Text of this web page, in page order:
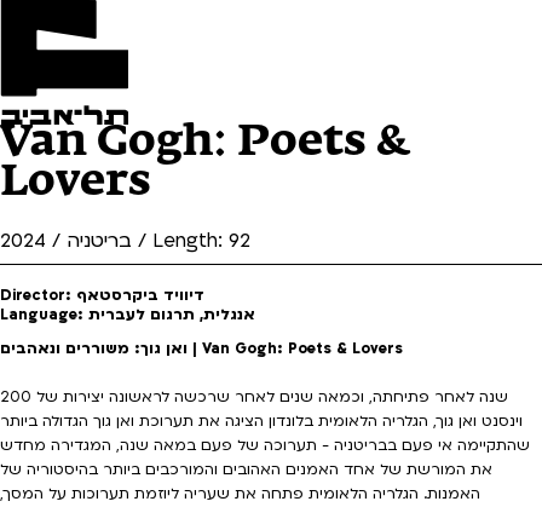
Van Gogh: Poets &
Lovers
בריטניה / 2024 / Length: 92
Director: דיוויד ביקרסטאף
Language: אנגלית, תרגום לעברית
ואן גוך: משוררים ונאהבים | Van Gogh: Poets & Lovers
200 שנה לאחר פתיחתה, וכמאה שנים לאחר שרכשה לראשונה יצירות של
וינסנט ואן גוך, הגלריה הלאומית בלונדון הציגה את תערוכת ואן גוך הגדולה ביותר
שהתקיימה אי פעם בבריטניה - תערוכה של פעם במאה שנה, המגדירה מחדש
את המורשת של אחד האמנים האהובים והמורכבים ביותר בהיסטוריה של
האמנות. הגלריה הלאומית פתחה את שעריה ליוזמת תערוכות על המסך,